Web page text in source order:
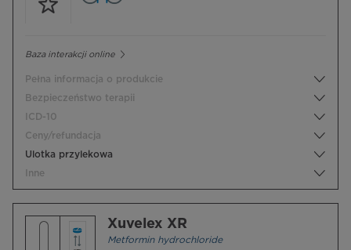
Baza interakcji online
Pełna informacja o produkcie
Bezpieczeństwo terapii
ICD-10
Ceny/refundacja
Ulotka przylekowa
Inne
Xuvelex XR
Metformin hydrochloride